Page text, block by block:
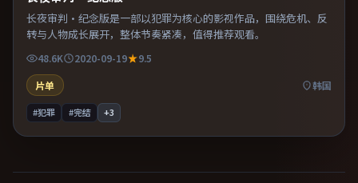
长夜审判·纪念版是一部以犯罪为核心的影视作品，围绕危机、反
转与人物成长展开，整体节奏紧凑，值得推荐观看。
48.6K 2020-09-19
9.5
片单
韩国
#犯罪 #完结 +3